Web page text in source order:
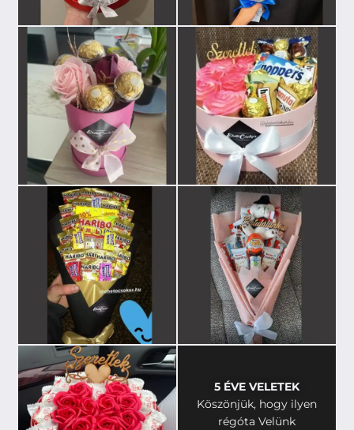
5 ÉVE VELETEK
Köszönjük, hogy ilyen
régóta Velünk